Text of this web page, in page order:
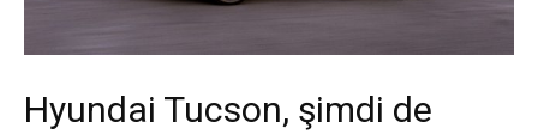
Hyundai Tucson, şimdi de